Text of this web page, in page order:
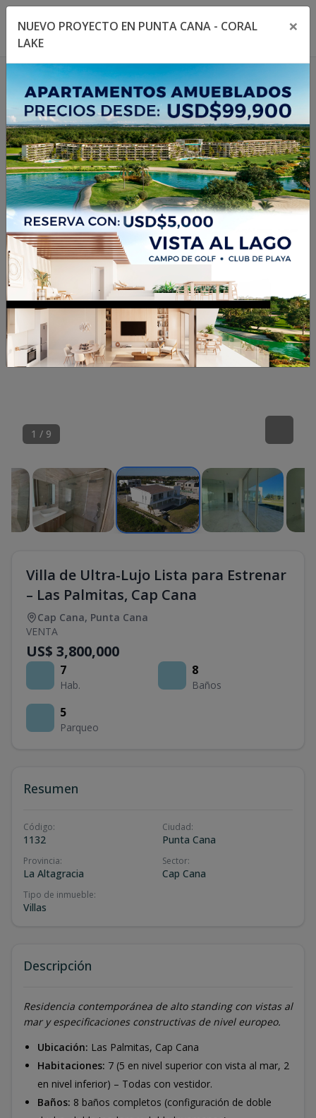
Toggle navigation menu
1 / 9
Villa de Ultra-Lujo Lista para Estrenar
– Las Palmitas, Cap Cana
Cap Cana, Punta Cana
VENTA
US$ 3,800,000
7
Hab.
8
Baños
5
Parqueo
Resumen
Código:
1132
Ciudad:
Punta Cana
Provincia:
La Altagracia
Sector:
Cap Cana
Tipo de inmueble:
Villas
Descripción
Residencia contemporánea de alto standing con vistas al
mar y especificaciones constructivas de nivel europeo.
Ubicación: Las Palmitas, Cap Cana
Habitaciones: 7 (5 en nivel superior con vista al mar, 2
en nivel inferior) – Todas con vestidor.
Baños: 8 baños completos (configuración de doble
NUEVO PROYECTO EN PUNTA CANA - CORAL
LAKE
×